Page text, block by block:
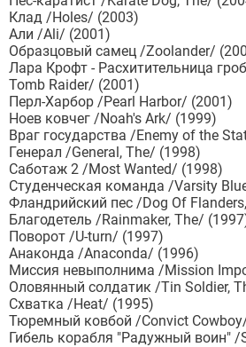
Клад /Holes/ (2003)
Али /Ali/ (2001)
Образцовый самец /Zoolander/
Лара Крофт - Расхитительница
Tomb Raider/ (2001)
Перл-Харбор /Pearl Harbor/ (2001)
Ноев ковчег /Noah's Ark/ (1999)
Враг государства /Enemy of the
Генерал /General, The/ (1998)
Саботаж 2 /Most Wanted/ (1998)
Студенческая команда /Varsity
Фландрийский пес /Dog Of
Благодетель /Rainmaker, The/
Поворот /U-turn/ (1997)
Анаконда /Anaconda/ (1996)
Миссия невыполнима /Mission
Оловянный солдатик /Tin Soldier,
Схватка /Heat/ (1995)
Тюремный ковбой /Convict
Гибель корабля "Радужный воин" /